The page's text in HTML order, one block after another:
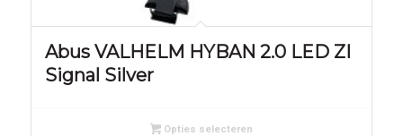
Abus VALHELM HYBAN 2.0 LED ZI
Signal Silver
Opties selecteren